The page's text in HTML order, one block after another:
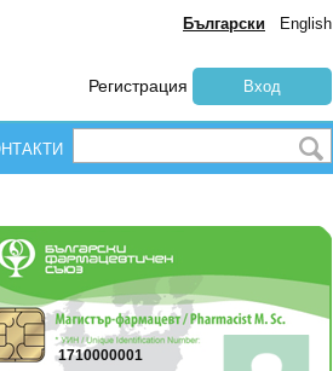
Български English
Регистрация Вход
1710000001